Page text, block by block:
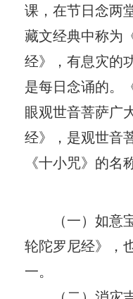
课，在节日念两
藏文经典中称为
经》，有息灾的
是每日念诵的。
眼观世音菩萨广
经》，是观世音
《十小咒》的名
（一）如意宝
轮陀罗尼经》，
一。